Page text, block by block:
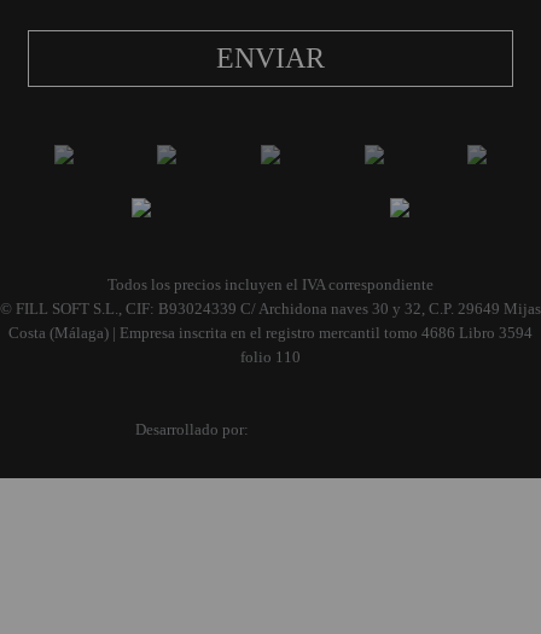
ENVIAR
Desarrollado por:
Todos los precios incluyen el IVA correspondiente
© FILL SOFT S.L., CIF: B93024339 C/ Archidona naves 30 y 32, C.P. 29649 Mijas
Costa (Málaga) | Empresa inscrita en el registro mercantil tomo 4686 Libro 3594
folio 110